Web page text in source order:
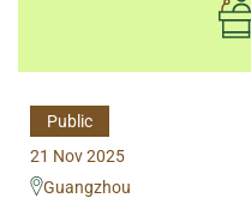
Public
21 Nov 2025
Guangzhou